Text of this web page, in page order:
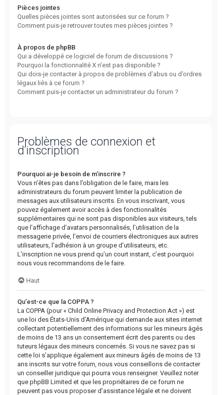
Pièces jointes
Quelles pièces jointes sont autorisées sur ce forum ?
Comment puis-je retrouver toutes mes pièces jointes ?
À propos de phpBB
Qui a développé ce logiciel de forum de discussions ?
Pourquoi la fonctionnalité X n’est pas disponible ?
Qui dois-je contacter à propos de problèmes d’abus ou d’ordres
légaux liés à ce forum ?
Comment puis-je contacter un administrateur du forum ?
Problèmes de connexion et
d’inscription
Pourquoi ai-je besoin de m’inscrire ?
Vous n’êtes pas dans l’obligation de le faire, mais les
administrateurs du forum peuvent limiter la publication de
messages aux utilisateurs inscrits. En vous inscrivant, vous
pouvez également avoir accès à des fonctionnalités
supplémentaires qui ne sont pas disponibles aux visiteurs, tels
que l’affichage d’avatars personnalisés, l’utilisation de la
messagerie privée, l’envoi de courriers électroniques aux autres
utilisateurs, l’adhésion à un groupe d’utilisateurs, etc.
L’inscription ne vous prend qu’un court instant, c’est pourquoi
nous vous recommandons de le faire.
Haut
Qu’est-ce que la COPPA ?
La COPPA (pour « Child Online Privacy and Protection Act ») est
une loi des États-Unis d’Amérique qui demande aux sites internet
collectant potentiellement des informations sur les mineurs âgés
de moins de 13 ans un consentement écrit des parents ou des
tuteurs légaux des mineurs concernés. Si vous ne savez pas si
cette loi s’applique également aux mineurs âgés de moins de 13
ans inscrits sur votre forum, nous vous conseillons de contacter
un conseiller juridique qui pourra vous renseigner. Veuillez noter
que phpBB Limited et que les propriétaires de ce forum ne
peuvent pas vous proposer d’assistance légale et ne doivent